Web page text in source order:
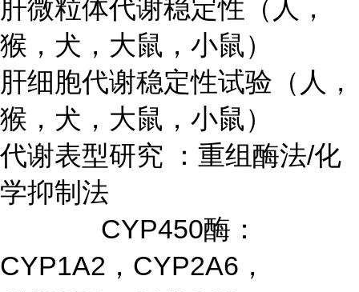
肝微粒体代谢稳定性（人，
猴，犬，大鼠，小鼠）
肝细胞代谢稳定性试验（人，
猴，犬，大鼠，小鼠）
代谢表型研究 ：重组酶法/化
学抑制法
CYP450酶：
CYP1A2，CYP2A6，